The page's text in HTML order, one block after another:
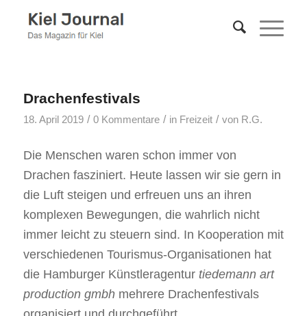
Drachenfestivals
18. April 2019 / 0 Kommentare / in Freizeit / von R.G.
Die Menschen waren schon immer von
Drachen fasziniert. Heute lassen wir sie gern in
die Luft steigen und erfreuen uns an ihren
komplexen Bewegungen, die wahrlich nicht
immer leicht zu steuern sind. In Kooperation mit
verschiedenen Tourismus-Organisationen hat
die Hamburger Künstleragentur tiedemann art
production gmbhmehrere Drachenfestivals